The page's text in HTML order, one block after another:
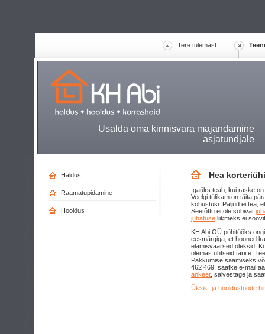
Tere tulemast
Usalda oma kinnisvara majandamine
asjatundjale
Haldus
Raamatupidamine
Hooldus
Hea
Igaüks teab, kui raske
Veelgi tülikam on täita
kohustusi. Paljud ei tea,
Seetõttu ei ole sobivat
juhatuse liikmeks ei
KH Abi OÜ põhitööks
eesmärgiga, et hooned
elamisväärsed oleksid.
olemas ühtseid tariife.
Pakkumise saamiseks
462 469, saatke e-mail
ankeet , salvestage ja
Üksik- ja hooldustööde